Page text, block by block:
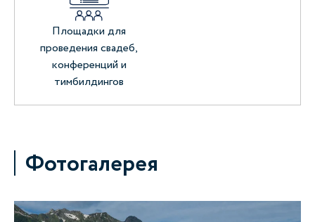
Площадки для
проведения свадеб,
конференций и
тимбилдингов
Фотогалерея